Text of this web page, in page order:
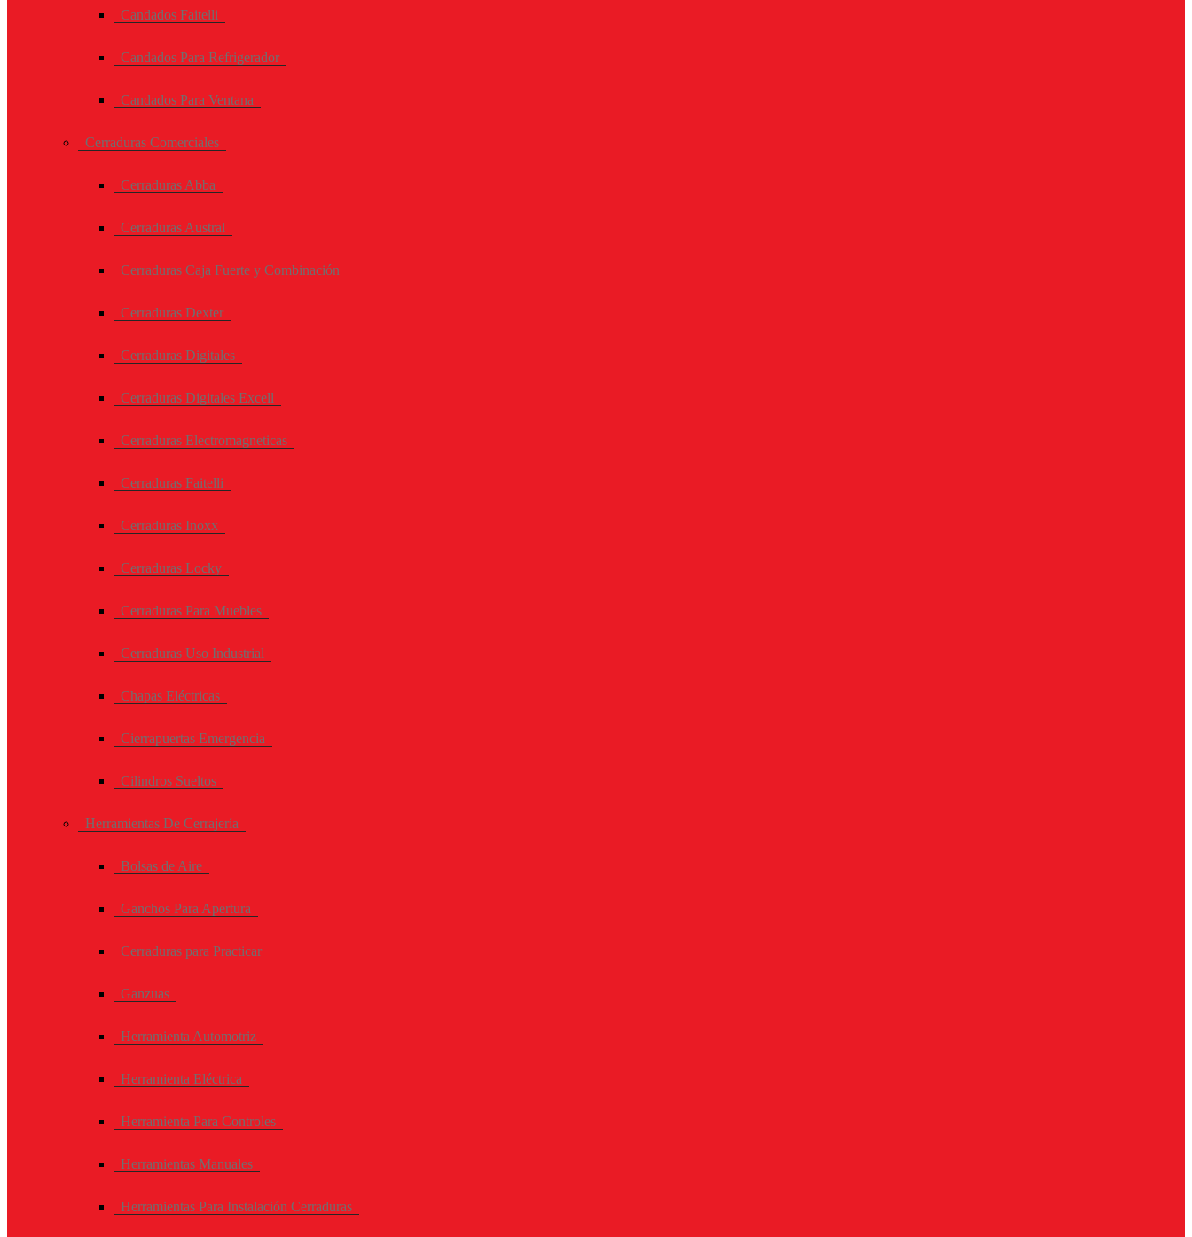
Candados Faitelli
Candados Para Refrigerador
Candados Para Ventana
Cerraduras Comerciales
Cerraduras Abba
Cerraduras Austral
Cerraduras Caja Fuerte y Combinación
Cerraduras Dexter
Cerraduras Digitales
Cerraduras Digitales Excell
Cerraduras Electromagneticas
Cerraduras Faitelli
Cerraduras Inoxx
Cerraduras Locky
Cerraduras Para Muebles
Cerraduras Uso Industrial
Chapas Eléctricas
Cierrapuertas Emergencia
Cilindros Sueltos
Herramientas De Cerrajería
Bolsas de Aire
Ganchos Para Apertura
Cerraduras para Practicar
Ganzuas
Herramienta Automotriz
Herramienta Eléctrica
Herramienta Para Controles
Herramientas Manuales
Herramientas Para Instalación Cerraduras